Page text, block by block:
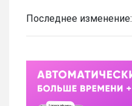
Последнее изменение: